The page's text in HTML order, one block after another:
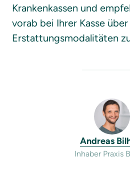
Krankenkassen und
vorab bei Ihrer Kasse
Erstattungsmodalitäten
Andreas
Inhaber Praxis